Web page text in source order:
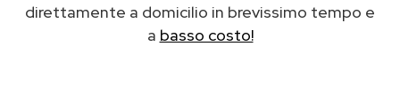
direttamente a domicilio in brevissimo tempo e
a basso costo!